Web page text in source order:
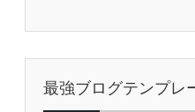
最強ブログテンプレ